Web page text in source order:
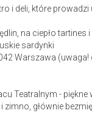
i deli, które
na ciepło tartines
sardynki
Warszawa
Teatralnym -
zimno, głównie